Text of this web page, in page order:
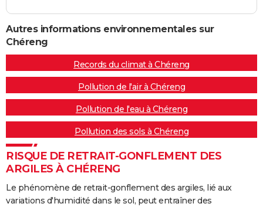
Autres informations environnementales sur
Chéreng
Records du climat à Chéreng
Pollution de l'air à Chéreng
Pollution de l'eau à Chéreng
Pollution des sols à Chéreng
RISQUE DE RETRAIT-GONFLEMENT DES
ARGILES À CHÉRENG
Le phénomène de retrait-gonflement des argiles, lié aux
variations d'humidité dans le sol, peut entraîner des